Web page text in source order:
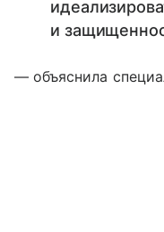
и
— объяснила